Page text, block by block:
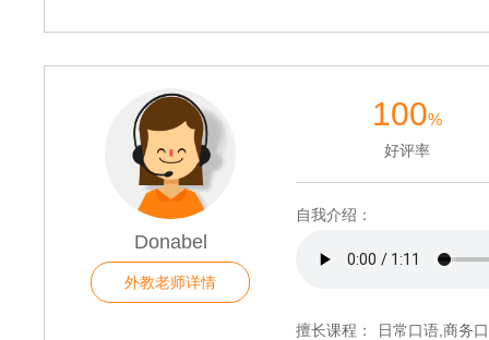
Donabel
外教老师详情
100%
好评率
自我介绍：
擅长课程： 日常口语,商务